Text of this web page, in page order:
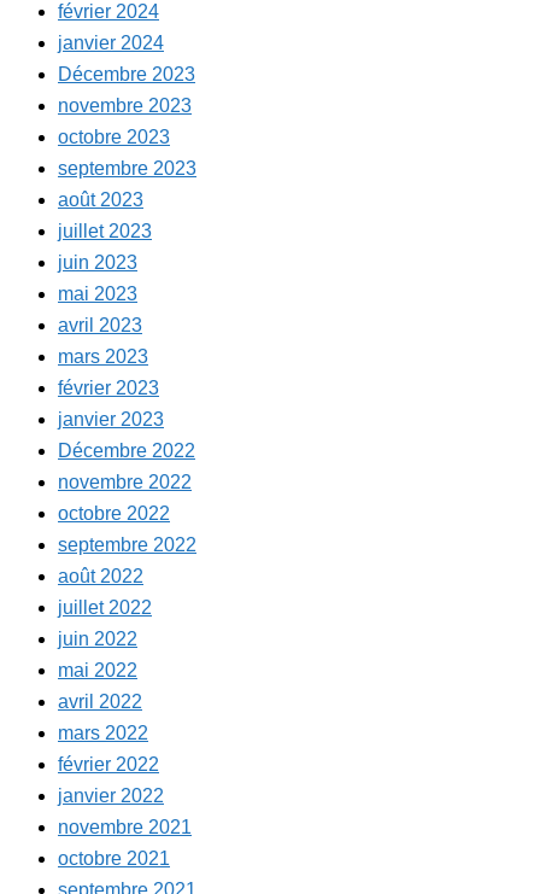
février 2024
janvier 2024
Décembre 2023
novembre 2023
octobre 2023
septembre 2023
août 2023
juillet 2023
juin 2023
mai 2023
avril 2023
mars 2023
février 2023
janvier 2023
Décembre 2022
novembre 2022
octobre 2022
septembre 2022
août 2022
juillet 2022
juin 2022
mai 2022
avril 2022
mars 2022
février 2022
janvier 2022
novembre 2021
octobre 2021